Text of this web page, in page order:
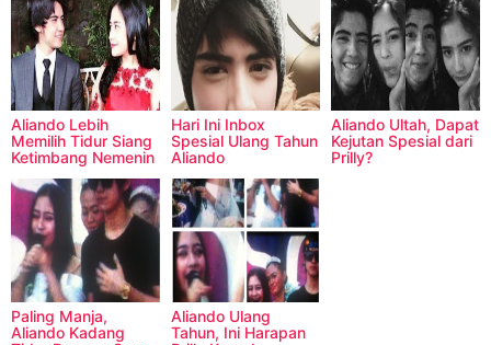
Aliando Lebih
Memilih Tidur Siang
Ketimbang Nemenin
Hari Ini Inbox
Spesial Ulang Tahun
Aliando
Aliando Ultah, Dapat
Kejutan Spesial dari
Prilly?
Paling Manja,
Aliando Kadang
Aliando Ulang
Tahun, Ini Harapan